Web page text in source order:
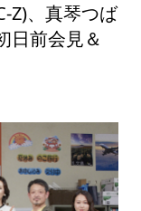
Z)、真琴つば
日前会見＆